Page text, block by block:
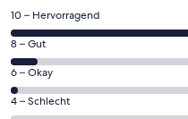
einem
neuen
Fenster
geöffnet
38
von
insgesamt
42
Gästebewertungen
haben
10 – Hervorragend
3
von
insgesamt
42
8 – Gut
1
von
insgesamt
6 – Okay
0
4 – Schlecht